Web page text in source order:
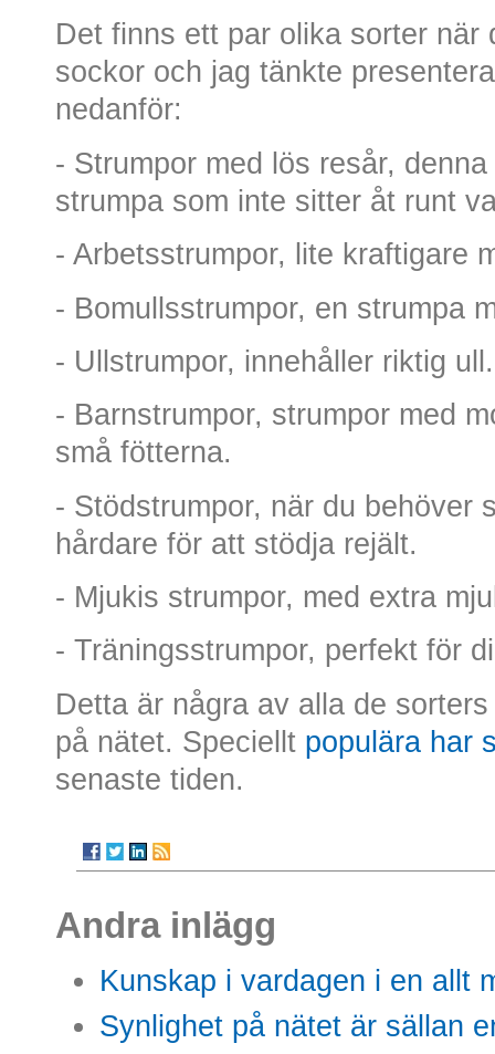
Det finns ett par olika sorter när
sockor och jag tänkte
nedanför:
- Strumpor med lös resår,
strumpa som inte sitter åt runt
- Arbetsstrumpor, lite kraftigare
- Bomullsstrumpor, en strumpa
- Ullstrumpor, innehåller riktig ull.
- Barnstrumpor, strumpor med
små fötterna.
- Stödstrumpor, när du behöver
hårdare för att stödja rejält.
- Mjukis strumpor, med extra
- Träningsstrumpor, perfekt för
Detta är några av alla de
på nätet. Speciellt populära har
senaste tiden.
Andra inlägg
Kunskap i vardagen i en allt
Synlighet på nätet är sällan